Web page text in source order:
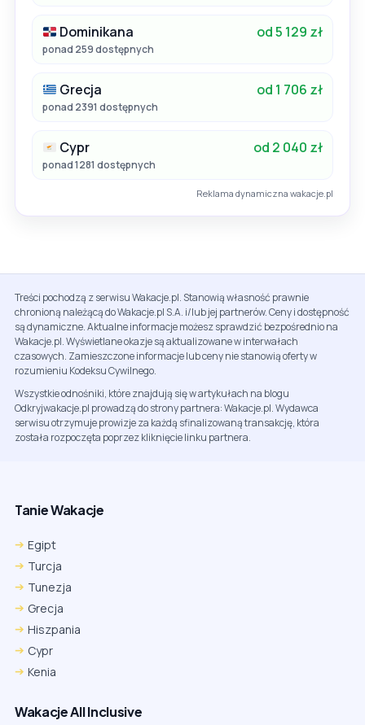
Dominikana od 5 129 zł
ponad 259 dostępnych
Grecja od 1 706 zł
ponad 2391 dostępnych
Cypr od 2 040 zł
ponad 1281 dostępnych
Reklama dynamiczna wakacje.pl
Treści pochodzą z serwisu Wakacje.pl. Stanowią własność prawnie
chronioną należącą do Wakacje.pl S.A. i/lub jej partnerów. Ceny i dostępność
są dynamiczne. Aktualne informacje możesz sprawdzić bezpośrednio na
Wakacje.pl. Wyświetlane okazje są aktualizowane w interwałach
czasowych. Zamieszczone informacje lub ceny nie stanowią oferty w
rozumieniu Kodeksu Cywilnego.
Wszystkie odnośniki, które znajdują się w artykułach na blogu
Odkryjwakacje.pl prowadzą do strony partnera: Wakacje.pl. Wydawca
serwisu otrzymuje prowizje za każdą sfinalizowaną transakcję, która
została rozpoczęta poprzez kliknięcie linku partnera.
Tanie Wakacje
Egipt
Turcja
Tunezja
Grecja
Hiszpania
Cypr
Kenia
Wakacje All Inclusive